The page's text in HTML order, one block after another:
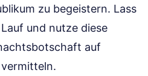
zu begeistern. Lass
und nutze diese
auf